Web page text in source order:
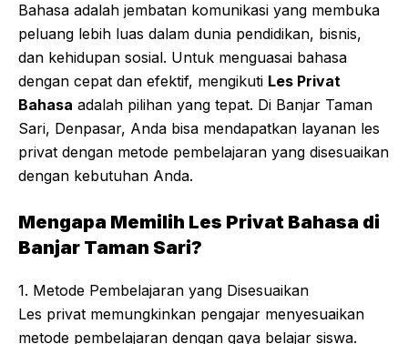
Bahasa adalah jembatan komunikasi yang membuka
peluang lebih luas dalam dunia pendidikan, bisnis,
dan kehidupan sosial. Untuk menguasai bahasa
dengan cepat dan efektif, mengikuti Les Privat
Bahasa adalah pilihan yang tepat. Di Banjar Taman
Sari, Denpasar, Anda bisa mendapatkan layanan les
privat dengan metode pembelajaran yang disesuaikan
dengan kebutuhan Anda.
Mengapa Memilih Les Privat Bahasa di
Banjar Taman Sari?
1. Metode Pembelajaran yang Disesuaikan
Les privat memungkinkan pengajar menyesuaikan
metode pembelajaran dengan gaya belajar siswa.